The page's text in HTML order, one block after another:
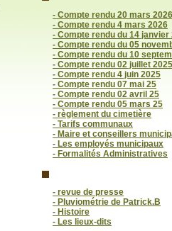
- Compte rendu 20 mars 2026
- Compte rendu 4 mars 2026
- Compte rendu du 14 janvier
- Compte rendu du 05
- Compte rendu du 10
- Compte rendu 02 juillet 2025
- Compte rendu 4 juin 2025
- Compte rendu 07 mai 25
- Compte rendu 02 avril 25
- Compte rendu 05 mars 25
- règlement du cimetière
- Tarifs communaux
- Maire et conseillers
- Les employés municipaux
- Formalités Administratives
- revue de presse
- Pluviométrie de Patrick.B
- Histoire
- Les lieux-dits